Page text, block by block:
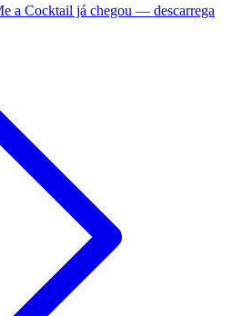
a Cocktail já chegou — descarrega